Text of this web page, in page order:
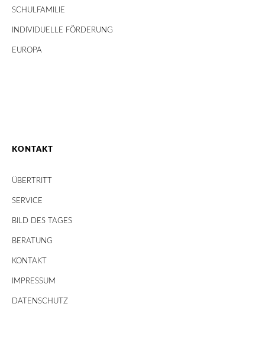
SCHULFAMILIE
INDIVIDUELLE FÖRDERUNG
EUROPA
KONTAKT
ÜBERTRITT
SERVICE
BILD DES TAGES
BERATUNG
KONTAKT
IMPRESSUM
DATENSCHUTZ